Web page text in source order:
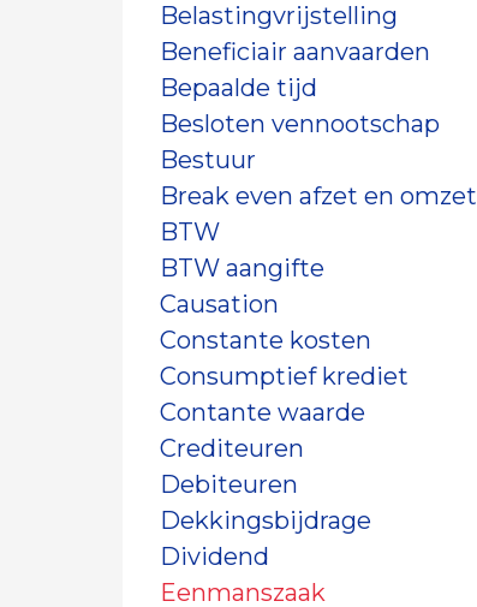
Belastingvrijstelling
Beneficiair aanvaarden
Bepaalde tijd
Besloten vennootschap
Bestuur
Break even afzet en omzet
BTW
BTW aangifte
Causation
Constante kosten
Consumptief krediet
Contante waarde
Crediteuren
Debiteuren
Dekkingsbijdrage
Dividend
Eenmanszaak